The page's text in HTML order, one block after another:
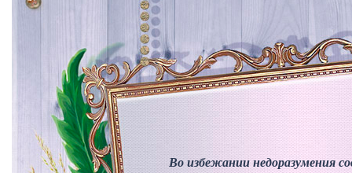
Во избежании недоразумения